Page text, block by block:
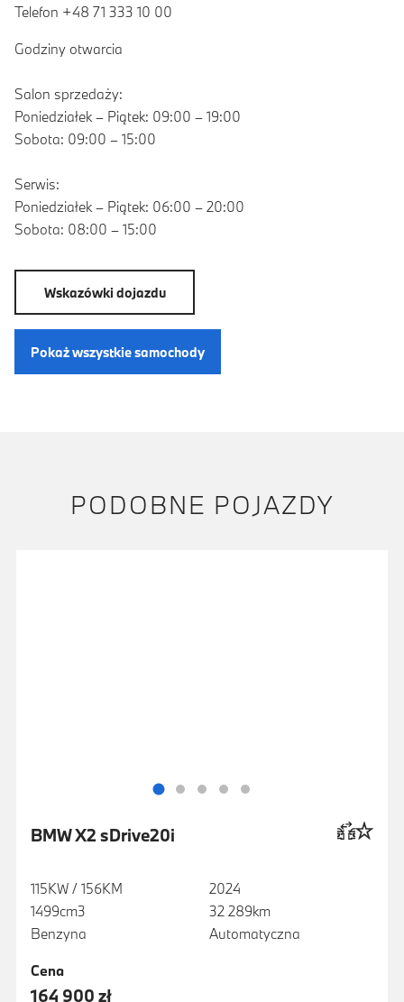
Telefon +48 71 333 10 00
Godziny otwarcia
Salon sprzedaży:
Poniedziałek – Piątek: 09:00 – 19:00
Sobota: 09:00 – 15:00
Serwis:
Poniedziałek – Piątek: 06:00 – 20:00
Sobota: 08:00 – 15:00
Wskazówki dojazdu
Pokaż wszystkie samochody
PODOBNE POJAZDY
BMW X2 sDrive20i
115KW / 156KM
1499cm3
Benzyna
2024
32 289km
Automatyczna
Cena
164 900 zł